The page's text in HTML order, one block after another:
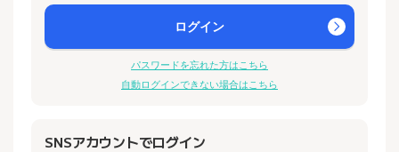
ログイン
パスワードを忘れた方はこちら
自動ログインできない場合はこちら
SNSアカウントでログイン